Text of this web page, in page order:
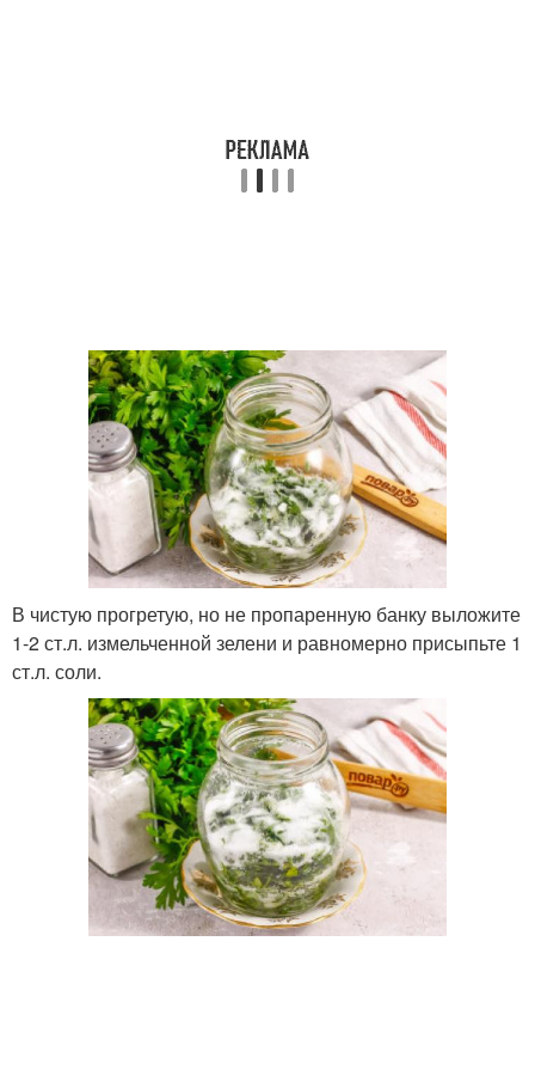
В чистую прогретую, но не пропаренную банку выложите
1-2 ст.л. измельченной зелени и равномерно присыпьте 1
ст.л. соли.